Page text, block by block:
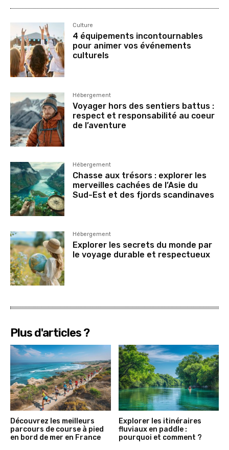
Culture
4 équipements incontournables
pour animer vos événements
culturels
Hébergement
Voyager hors des sentiers battus :
respect et responsabilité au coeur
de l’aventure
Hébergement
Chasse aux trésors : explorer les
merveilles cachées de l’Asie du
Sud-Est et des fjords scandinaves
Hébergement
Explorer les secrets du monde par
le voyage durable et respectueux
Plus d'articles ?
Découvrez les meilleurs
parcours de course à pied
en bord de mer en France
Explorer les itinéraires
fluviaux en paddle :
pourquoi et comment ?